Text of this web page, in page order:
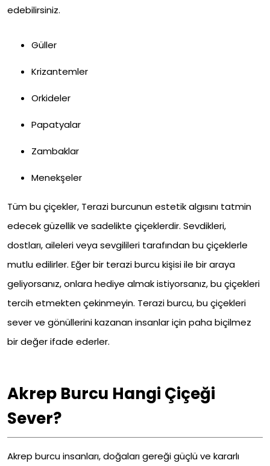
edebilirsiniz.
Güller
Krizantemler
Orkideler
Papatyalar
Zambaklar
Menekşeler
Tüm bu çiçekler, Terazi burcunun estetik algısını tatmin
edecek güzellik ve sadelikte çiçeklerdir. Sevdikleri,
dostları, aileleri veya sevgilileri tarafından bu çiçeklerle
mutlu edilirler. Eğer bir terazi burcu kişisi ile bir araya
geliyorsanız, onlara hediye almak istiyorsanız, bu çiçekleri
tercih etmekten çekinmeyin. Terazi burcu, bu çiçekleri
sever ve gönüllerini kazanan insanlar için paha biçilmez
bir değer ifade ederler.
Akrep Burcu Hangi Çiçeği
Sever?
Akrep burcu insanları, doğaları gereği güçlü ve kararlı